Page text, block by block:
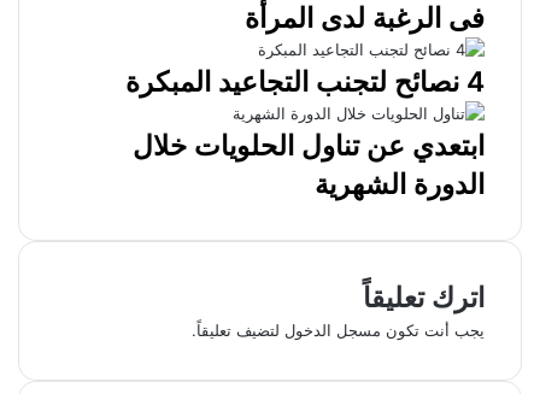
فى الرغبة لدى المرأة
4 نصائح لتجنب التجاعيد المبكرة
ابتعدي عن تناول الحلويات خلال
الدورة الشهرية
اترك تعليقاً
يجب أنت تكون مسجل الدخول لتضيف تعليقاً.